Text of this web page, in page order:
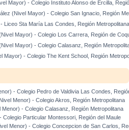
Mayor) - Colegio Instituto Alonso de Ercilla,
(Nivel Mayor) - Colegio San Ignacio, Región
Liceo Sta María Las Condes, Región Metropolitana
Mayor) - Colegio Los Carrera, Región de
Mayor) - Colegio Calasanz, Región
Mayor) - Colegio The Kent School, Región
- Colegio Pedro de Valdivia Las Condes,
Menor) - Colegio Akros, Región Metropolitana
- Colegio Calasanz, Región Metropolitana
Colegio Particular Montessori, Región del Maule
Menor) - Colegio Concepcion de San Carlos,